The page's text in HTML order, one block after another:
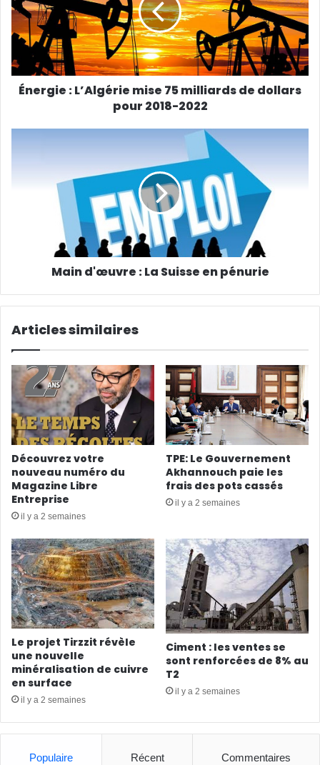
a
e
m
Énergie : L’Algérie mise 75 milliards de dollars
pour 2018-2022
Main d'œuvre : La Suisse en pénurie
Articles similaires
Découvrez votre
nouveau numéro du
Magazine Libre
Entreprise
il y a 2 semaines
TPE: Le Gouvernement
Akhannouch paie les
frais des pots cassés
il y a 2 semaines
Le projet Tirzzit révèle
une nouvelle
minéralisation de cuivre
en surface
il y a 2 semaines
Ciment : les ventes se
sont renforcées de 8% au
T2
il y a 2 semaines
Populaire Récent Commentaires